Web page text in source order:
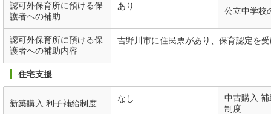
認可外保育所に預ける保
護者への補助
あり 公立中学校
認可外保育所に預ける保
護者への補助内容
吉野川市に住民票があり、保育認定を
住宅支援
新築購入 利子補給制度 なし
中古購入
制度